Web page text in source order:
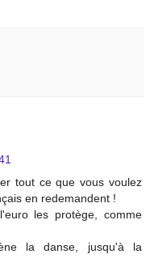
tout ce que vous voulez
en redemandent !
les protège, comme
la danse, jusqu'à la